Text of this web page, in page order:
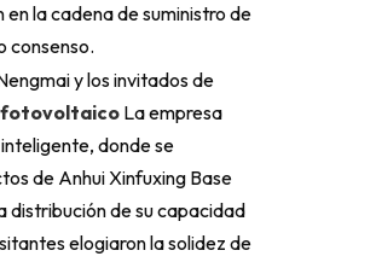
la cadena de suministro de
consenso.
y los invitados de
La empresa
donde se
de Anhui Xinfuxing Base
distribución de su capacidad
elogiaron la solidez de